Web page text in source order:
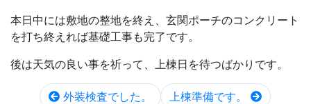
本日中には敷地の整地を終え、玄関ポーチのコンクリート
を打ち終えれば基礎工事も完了です。
後は天気の良い事を祈って、上棟日を待つばかりです。
外装検査でした。 上棟準備です。